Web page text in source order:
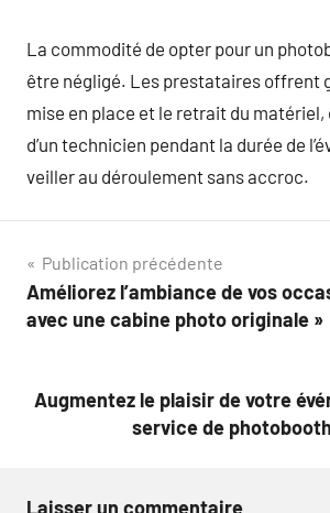
La commodité de opter pour un
être négligé. Les prestataires offrent
mise en place et le retrait du matériel,
d’un technicien pendant la durée de
veiller au déroulement sans accroc.
Navigation
de
Publication précédente
Améliorez l’ambiance de vos
avec une cabine photo originale »
Augmentez le plaisir de votre
service de
Laisser un commentaire